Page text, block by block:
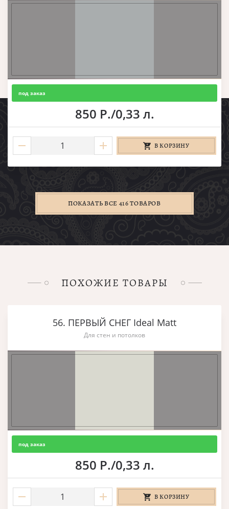
под заказ
850 Р./0,33 л.
В КОРЗИНУ
ПОКАЗАТЬ ВСЕ 416 ТОВАРОВ
ПОХОЖИЕ ТОВАРЫ
56. ПЕРВЫЙ СНЕГ Ideal Matt
Для стен и потолков
под заказ
850 Р./0,33 л.
В КОРЗИНУ